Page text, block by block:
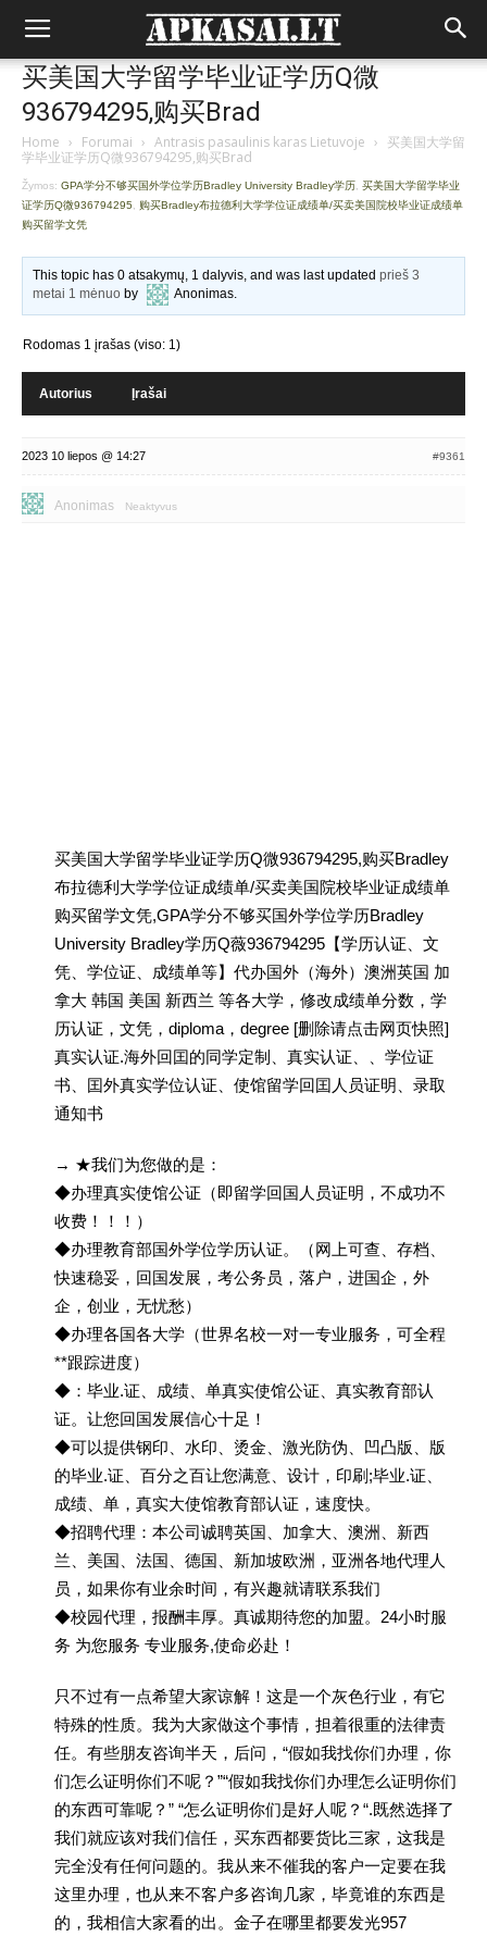
买美国大学留学毕业证学历Q微
936794295,购买Brad
Home › Forumai › Antrasis pasaulinis karas Lietuvoje › 买美国大学留
学毕业证学历Q微936794295,购买Brad
Žymos: GPA学分不够买国外学位学历Bradley University Bradley学历 买美国大学留学毕业
证学历Q微936794295
购买Bradley布拉德利大学学位证成绩单/买卖美国院校毕业证成绩单
购买留学文凭
This topic has 0 atsakymų, 1 dalyvis, and was last updatedprieš 3
metai 1 mėnuo by Anonimas.
Rodomas 1 įrašas (viso: 1)
Autorius Įrašai
2023 10 liepos @ 14:27 #9361
Anonimas Neaktyvus
买美国大学留学毕业证学历Q微936794295,购买Bradley
布拉德利大学学位证成绩单/买卖美国院校毕业证成绩单
购买留学文凭,GPA学分不够买国外学位学历Bradley
University Bradley学历Q薇936794295【学历认证、文
凭、学位证、成绩单等】代办国外（海外）澳洲英国 加
拿大 韩国 美国 新西兰 等各大学，修改成绩单分数，学
历认证，文凭，diploma，degree [删除请点击网页快照]
真实认证.海外回囯的同学定制、真实认证、、学位证
书、囯外真实学位认证、使馆留学回囯人员证明、录取
通知书
→ ★我们为您做的是：
◆办理真实使馆公证（即留学回国人员证明，不成功不
收费！！！）
◆办理教育部国外学位学历认证。（网上可查、存档、
快速稳妥，回国发展，考公务员，落户，进国企，外
企，创业，无忧愁）
◆办理各国各大学（世界名校一对一专业服务，可全程
**跟踪进度）
◆：毕业.证、成绩、单真实使馆公证、真实教育部认
证。让您回国发展信心十足！
◆可以提供钢印、水印、烫金、激光防伪、凹凸版、版
的毕业.证、百分之百让您满意、设计，印刷;毕业.证、
成绩、单，真实大使馆教育部认证，速度快。
◆招聘代理：本公司诚聘英国、加拿大、澳洲、新西
兰、美国、法国、德国、新加坡欧洲，亚洲各地代理人
员，如果你有业余时间，有兴趣就请联系我们
◆校园代理，报酬丰厚。真诚期待您的加盟。24小时服
务 为您服务 专业服务,使命必赴！
只不过有一点希望大家谅解！这是一个灰色行业，有它
特殊的性质。我为大家做这个事情，担着很重的法律责
任。有些朋友咨询半天，后问，“假如我找你们办理，你
们怎么证明你们不呢？”“假如我找你们办理怎么证明你们
的东西可靠呢？” “怎么证明你们是好人呢？“.既然选择了
我们就应该对我们信任，买东西都要货比三家，这我是
完全没有任何问题的。我从来不催我的客户一定要在我
这里办理，也从来不客户多咨询几家，毕竟谁的东西是
的，我相信大家看的出。金子在哪里都要发光957